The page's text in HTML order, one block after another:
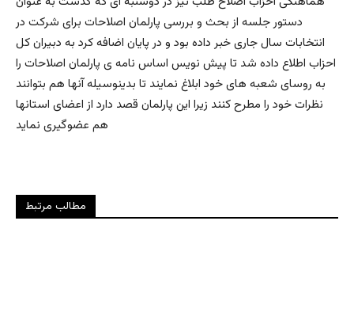
دستور جلسه از بحث و بررسى پارلمان اصلاحات براى شركت در
انتخابات سال جارى خبر داده بود و در پايان اضافه كرد به دبيران كل
احزاب اطلاع داده شد تا پيش نويس اساس نامه ى پارلمان اصلاحات را
به روساى شعبه هاى خود ابلاغ نمايند تا بدينوسيله آنها هم بتوانند
نظرات خود را مطرح كنند زيرا اين پارلمان قصد دارد از اعضاى استانها
هم عضوگيرى نمايد
مطالب مرتبط